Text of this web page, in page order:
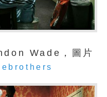
Wade，圖片